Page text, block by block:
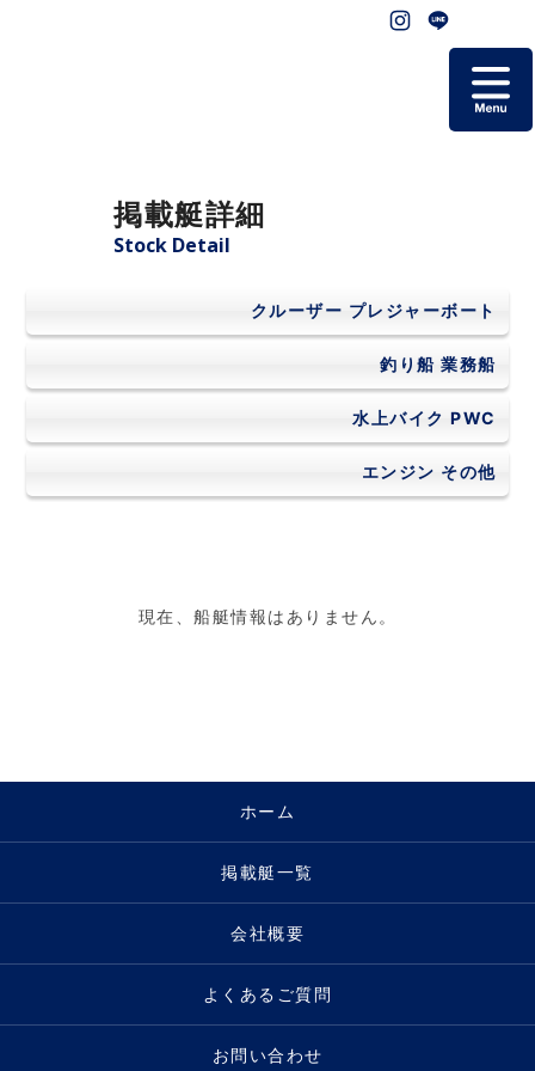
会社概要
よくあるご質問
お問い合わせ
個人情報保護方針
掲載艇詳細
Stock Detail
クルーザー プレジャーボート
釣り船 業務船
水上バイク PWC
エンジン その他
現在、船艇情報はありません。
ホーム
掲載艇一覧
会社概要
よくあるご質問
お問い合わせ